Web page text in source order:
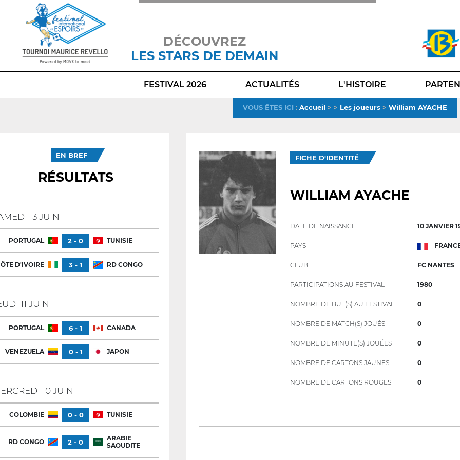
DÉCOUVREZ
LES STARS DE DEMAIN
TikTokLinkedIn
X
FESTIVAL 2026 ACTUALITÉS L'HISTOIRE
VOUS ÊTES ICI : Accueil > > Les joueurs > William AYACHE
EN BREF
RÉSULTATS
13 JUIN
PORTUGAL 2 - 0 TUNISIE
D'IVOIRE 3 - 1 RD CONGO
11 JUIN
PORTUGAL 6 - 1 CANADA
VENEZUELA 0 - 1 JAPON
10 JUIN
COLOMBIE 0 - 0 TUNISIE
RD CONGO 2 - 0
ARABIE
SAOUDITE
FICHE D'IDENTITÉ
WILLIAM AYACHE
DATE DE NAISSANCE 10 JANVIER
PAYS
CLUB FC NANTES
PARTICIPATIONS AU FESTIVAL 1980
NOMBRE DE BUT(S) AU FESTIVAL 0
NOMBRE DE MATCH(S) JOUÉS 0
NOMBRE DE MINUTE(S) JOUÉES 0
NOMBRE DE CARTONS JAUNES 0
NOMBRE DE CARTONS ROUGES 0